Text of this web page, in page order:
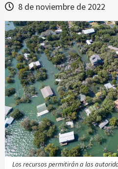
8 de noviembre de 2022
Los recursos permitirán a las